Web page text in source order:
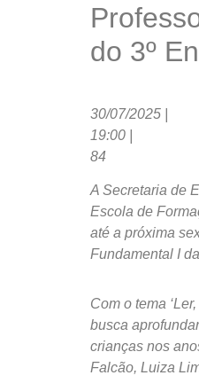
do 3º
30/07/2025 |
19:00 |
84
A Secretaria de
Escola de
até a próxima
Fundamental I
Com o tema
busca
crianças nos
Falcão, Luiza